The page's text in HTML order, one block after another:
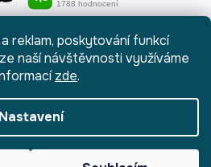
reklam, poskytování funkcí
naší návštěvnosti využíváme
zde.
Nastavení